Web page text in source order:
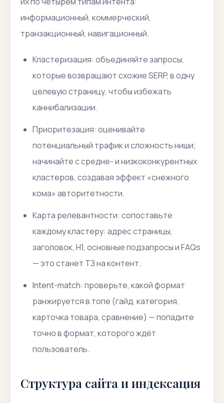
информационный, коммерческий,
транзакционный, навигационный.
Кластеризация: объединяйте запросы,
которые возвращают схожие SERP, в одну
целевую страницу, чтобы избежать
каннибализации.
Приоритезация: оценивайте
потенциальный трафик и сложность ниши;
начинайте с средне- и низкоконкурентных
кластеров, создавая эффект «снежного
кома» авторитетности.
Карта релевантности: сопоставьте
каждому кластеру: адрес страницы,
заголовок, H1, основные подзапросы и FAQs
— это станет ТЗ на контент.
Intent-match: проверьте, какой формат
ранжируется в топе (гайд, категория,
карточка товара, сравнение) — попадите
точно в формат, которого ждёт
пользователь.
Структура сайта и индексация